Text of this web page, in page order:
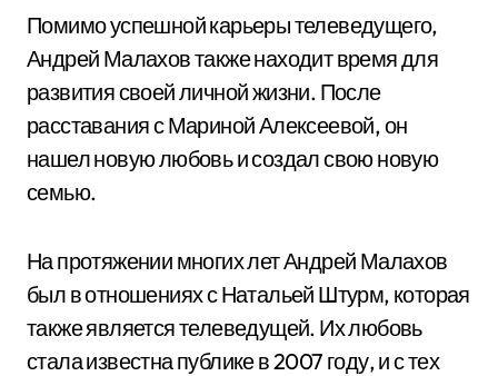
Помимо успешной карьеры телеведущего,
Андрей Малахов также находит время для
развития своей личной жизни. После
расставания с Мариной Алексеевой, он
нашел новую любовь и создал свою новую
семью.
На протяжении многих лет Андрей Малахов
был в отношениях с Натальей Штурм, которая
также является телеведущей. Их любовь
стала известна публике в 2007 году, и с тех